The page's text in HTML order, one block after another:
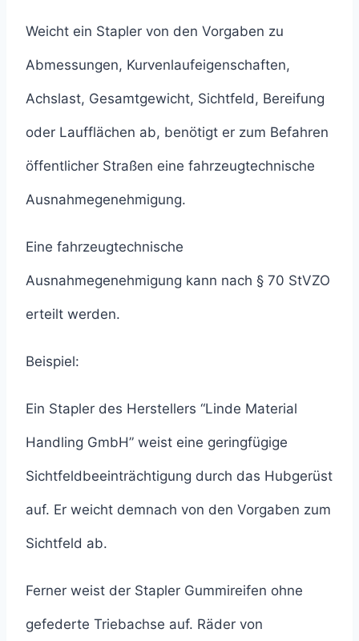
Weicht ein Stapler von den Vorgaben zu
Abmessungen, Kurvenlaufeigenschaften,
Achslast, Gesamtgewicht, Sichtfeld, Bereifung
oder Laufflächen ab, benötigt er zum Befahren
öffentlicher Straßen eine fahrzeugtechnische
Ausnahmegenehmigung.
Eine fahrzeugtechnische
Ausnahmegenehmigung kann nach § 70 StVZO
erteilt werden.
Beispiel:
Ein Stapler des Herstellers “Linde Material
Handling GmbH” weist eine geringfügige
Sichtfeldbeeinträchtigung durch das Hubgerüst
auf. Er weicht demnach von den Vorgaben zum
Sichtfeld ab.
Ferner weist der Stapler Gummireifen ohne
gefederte Triebachse auf. Räder von